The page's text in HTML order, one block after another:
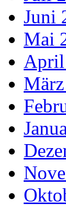
Juni
Mai